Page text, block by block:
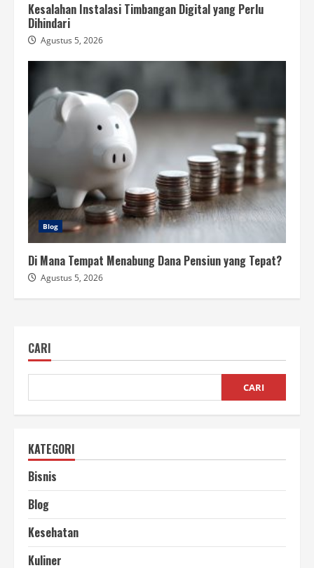
Kesalahan Instalasi Timbangan Digital yang Perlu
Dihindari
Agustus 5, 2026
Blog
Di Mana Tempat Menabung Dana Pensiun yang Tepat?
Agustus 5, 2026
CARI
CARI
KATEGORI
Bisnis
Blog
Kesehatan
Kuliner